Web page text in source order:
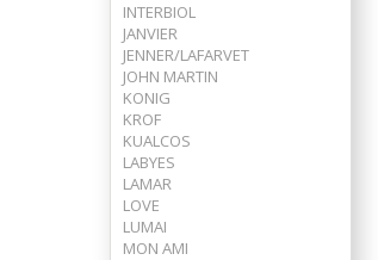
INTERBIOL
JANVIER
JENNER/LAFARVET
JOHN MARTIN
KONIG
KROF
KUALCOS
LABYES
LAMAR
LOVE
LUMAI
MON AMI